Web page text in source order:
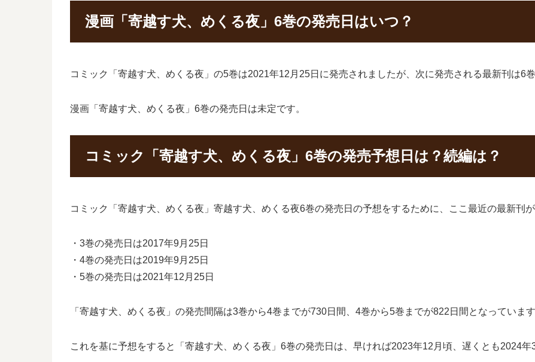
漫画「寄越す犬、めくる夜」6巻の発売日はいつ？
コミック「寄越す犬、めくる夜」の5巻は2021年12月25日に発売されましたが、次に発売される最新刊は6巻
漫画「寄越す犬、めくる夜」6巻の発売日は未定です。
コミック「寄越す犬、めくる夜」6巻の発売予想日は？続編は？
コミック「寄越す犬、めくる夜」寄越す犬、めくる夜6巻の発売日の予想をするために、ここ最近の最新刊
・3巻の発売日は2017年9月25日
・4巻の発売日は2019年9月25日
・5巻の発売日は2021年12月25日
「寄越す犬、めくる夜」の発売間隔は3巻から4巻までが730日間、4巻から5巻までが822日間となっています
これを基に予想をすると「寄越す犬、めくる夜」6巻の発売日は、早ければ2023年12月頃、遅くとも2024年